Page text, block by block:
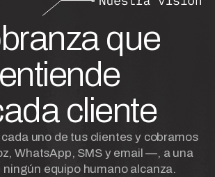
que
entiende
cliente
uno de tus clientes y cobramos
WhatsApp, SMS y email —, a una
ningún equipo humano alcanza.